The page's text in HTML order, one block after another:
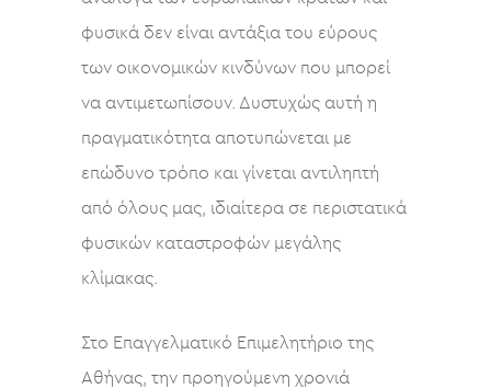
φυσικά δεν είναι αντάξια του εύρους
των οικονομικών κινδύνων που μπορεί
να αντιμετωπίσουν. Δυστυχώς αυτή η
πραγματικότητα αποτυπώνεται με
επώδυνο τρόπο και γίνεται αντιληπτή
από όλους μας, ιδιαίτερα σε περιστατικά
φυσικών καταστροφών μεγάλης
κλίμακας.
Στο Επαγγελματικό Επιμελητήριο της
Αθήνας, την προηγούμενη χρονιά